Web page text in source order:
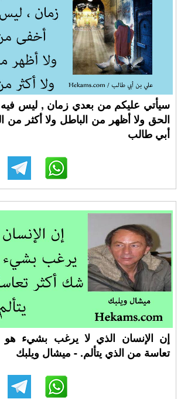
سيأتي عليكم من بعدي زمان , ليس
الحق ولا أظهر من الباطل ولا أكثر
أبي طالب
إن الإنسان الذي لا يرغب بشيء
تعاسة من الذي يتألم. - ميشال ويلبك